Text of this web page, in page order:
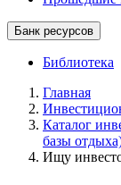
Банк ресурсов
Библиотека
Главная
Каталог
базы
Ищу